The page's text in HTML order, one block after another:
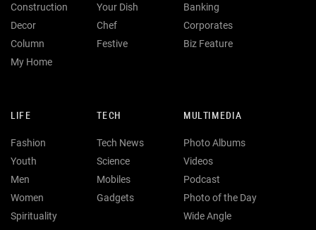
Construction
Decor
Column
My Home
Your Dish
Chef
Festive
Banking
Corporates
Biz Feature
LIFE
Fashion
Youth
Men
Women
Spirituality
TECH
Tech News
Science
Mobiles
Gadgets
MULTIMEDIA
Photo Albums
Videos
Podcast
Photo of the Day
Wide Angle